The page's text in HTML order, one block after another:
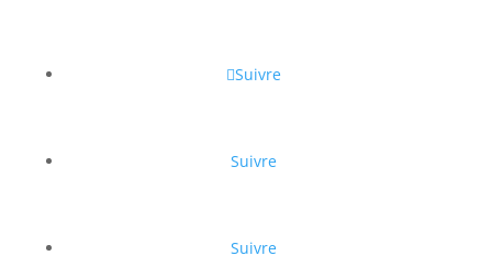
Suivre
Suivre
Suivre